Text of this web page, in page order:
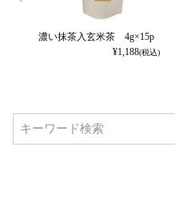
濃い抹茶入玄米茶 4g×15p
¥1,188(税込)